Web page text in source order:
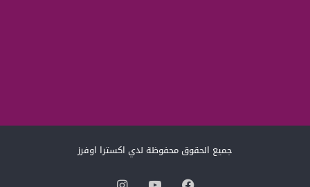
جميع الحقوق محفوظة لدي اكسترا اوفرز